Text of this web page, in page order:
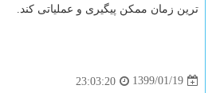
ترین زمان ممكن پیگیری و عملیاتی كند.
1399/01/19
23:03:20